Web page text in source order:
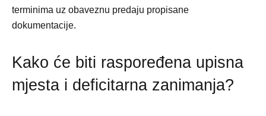
terminima uz obaveznu predaju propisane
dokumentacije.
Kako će biti raspoređena upisna
mjesta i deficitarna zanimanja?